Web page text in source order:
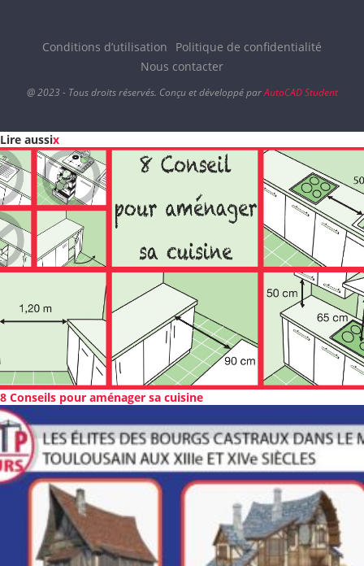
Conditions d’utilisation
Politique de confidentialité
Nous contacter
@ 2023 - Tous droits réservés. Conçu et développé parAutoCAD Student
Lire aussix
8 Conseils pour aménager sa cuisine